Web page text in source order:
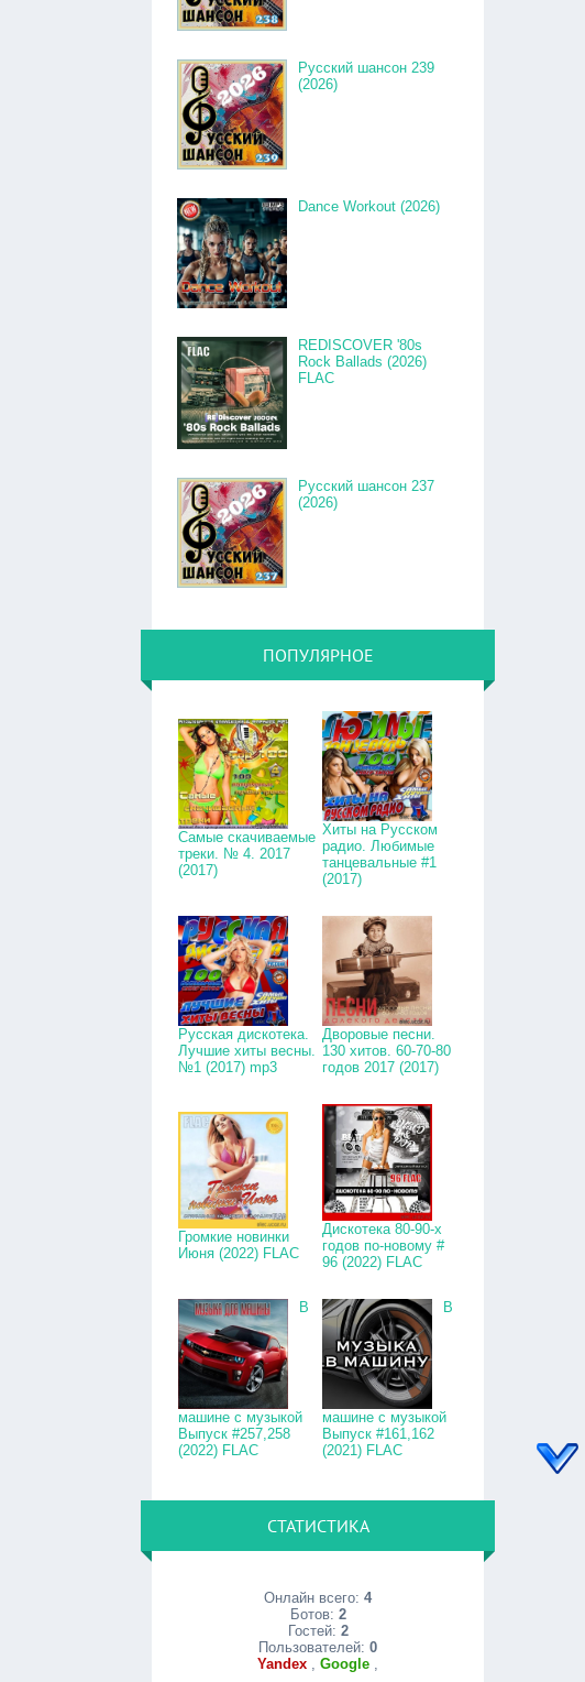
Русский шансон 239
(2026)
Dance Workout (2026)
REDISCOVER '80s
Rock Ballads (2026)
FLAC
Русский шансон 237
(2026)
ПОПУЛЯРНОЕ
Самые скачиваемые
треки. № 4. 2017
(2017)
Хиты на Русском
радио. Любимые
танцевальные #1
(2017)
Русская дискотека.
Лучшие хиты весны.
№1 (2017) mp3
Дворовые песни.
130 хитов. 60-70-80
годов 2017 (2017)
Громкие новинки
Июня (2022) FLAC
Дискотека 80-90-х
годов по-новому #
96 (2022) FLAC
В
машине с музыкой
Выпуск #257,258
(2022) FLAC
В
машине с музыкой
Выпуск #161,162
(2021) FLAC
СТАТИСТИКА
Онлайн всего:4
Ботов: 2
Гостей: 2
Пользователей:0
Yandex ,Google ,